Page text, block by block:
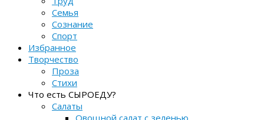
Семья
Сознание
Спорт
Избранное
Творчество
Проза
Стихи
Что есть СЫРОЕДУ?
Салаты
Овощной салат с зеленью